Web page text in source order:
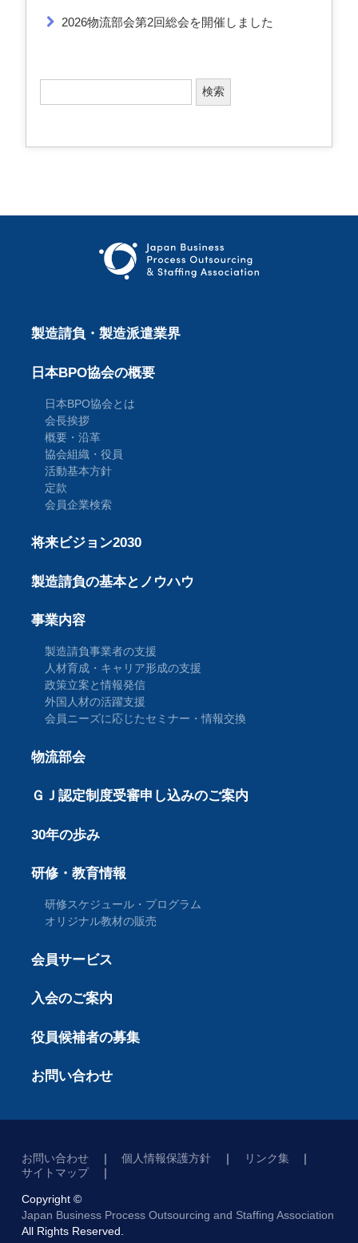
2026物流部会第2回総会を開催しました
索
製造請負・製造派遣業界
日本BPO協会の概要
日本BPO協会とは
会長挨拶
概要・沿革
協会組織・役員
活動基本方針
定款
会員企業検索
将来ビジョン2030
製造請負の基本とノウハウ
事業内容
製造請負事業者の支援
人材育成・キャリア形成の支援
政策立案と情報発信
外国人材の活躍支援
会員ニーズに応じたセミナー・情報交換
物流部会
ＧＪ認定制度受審申し込みのご案内
30年の歩み
研修・教育情報
研修スケジュール・プログラム
オリジナル教材の販売
会員サービス
入会のご案内
役員候補者の募集
お問い合わせ
お問い合わせ 個人情報保護方針
リンク集
サイトマップ
Copyright ©
Japan Business Process Outsourcing and Staffing Association
All Rights Reserved.